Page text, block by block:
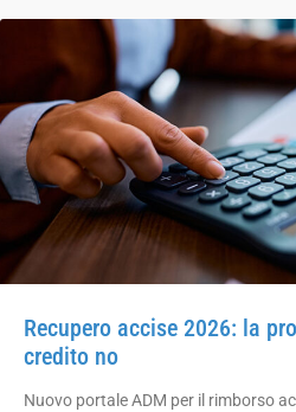
Recupero accise 2026: la
credito no
Nuovo portale ADM per il rimborso